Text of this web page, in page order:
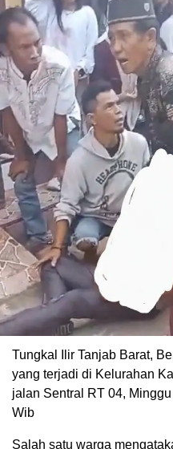
Tungkal Ilir Tanjab Barat,
yang terjadi di Kelurahan
jalan Sentral RT 04,
Wib
Salah satu warga